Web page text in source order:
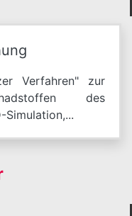
Verfahren" zur
des